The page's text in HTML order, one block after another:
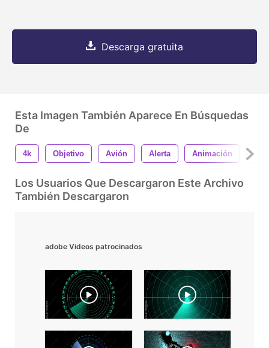
Descarga gratuita
Esta Imagen También Aparece En Búsquedas
De
4k Objetivo Avión Alerta Animación
Los Usuarios Que Descargaron Este Archivo
También Descargaron
adobe Videos patrocinados